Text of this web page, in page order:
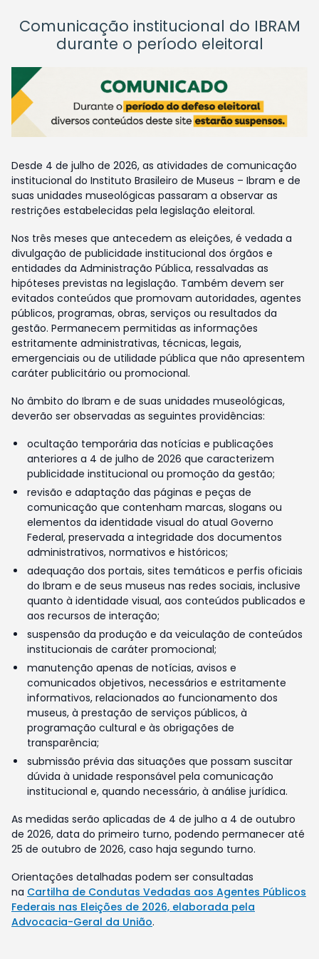
Comunicação institucional do IBRAM
durante o período eleitoral
Desde 4 de julho de 2026, as atividades de comunicação
institucional do Instituto Brasileiro de Museus – Ibram e de
suas unidades museológicas passaram a observar as
restrições estabelecidas pela legislação eleitoral.
Nos três meses que antecedem as eleições, é vedada a
divulgação de publicidade institucional dos órgãos e
entidades da Administração Pública, ressalvadas as
hipóteses previstas na legislação. Também devem ser
evitados conteúdos que promovam autoridades, agentes
públicos, programas, obras, serviços ou resultados da
gestão. Permanecem permitidas as informações
estritamente administrativas, técnicas, legais,
emergenciais ou de utilidade pública que não apresentem
caráter publicitário ou promocional.
No âmbito do Ibram e de suas unidades museológicas,
deverão ser observadas as seguintes providências:
ocultação temporária das notícias e publicações
anteriores a 4 de julho de 2026 que caracterizem
publicidade institucional ou promoção da gestão;
revisão e adaptação das páginas e peças de
comunicação que contenham marcas, slogans ou
elementos da identidade visual do atual Governo
Federal, preservada a integridade dos documentos
administrativos, normativos e históricos;
adequação dos portais, sites temáticos e perfis oficiais
do Ibram e de seus museus nas redes sociais, inclusive
quanto à identidade visual, aos conteúdos publicados e
aos recursos de interação;
suspensão da produção e da veiculação de conteúdos
institucionais de caráter promocional;
manutenção apenas de notícias, avisos e
comunicados objetivos, necessários e estritamente
informativos, relacionados ao funcionamento dos
museus, à prestação de serviços públicos, à
programação cultural e às obrigações de
transparência;
submissão prévia das situações que possam suscitar
dúvida à unidade responsável pela comunicação
institucional e, quando necessário, à análise jurídica.
As medidas serão aplicadas de 4 de julho a 4 de outubro
de 2026, data do primeiro turno, podendo permanecer até
25 de outubro de 2026, caso haja segundo turno.
Orientações detalhadas podem ser consultadas
na Cartilha de Condutas Vedadas aos Agentes Públicos
Federais nas Eleições de 2026, elaborada pela
Advocacia-Geral da União.